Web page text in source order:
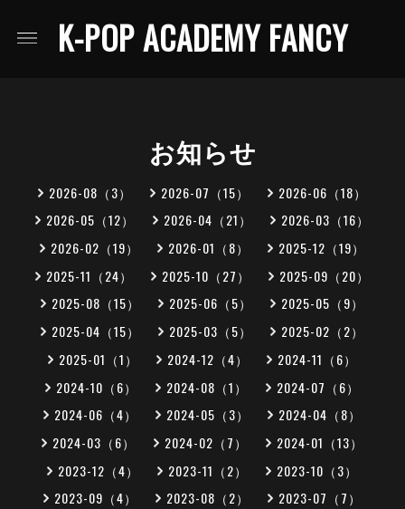
K-POP ACADEMY FANCY
お知らせ
2026-08（3） 2026-07（15）
2026-06（18）
2026-05（12）
2026-04（21）
2026-03（16）
2026-02（19）
2026-01（8）
2025-12（19）
2025-11（24）
2025-10（27）
2025-09（20）
2025-08（15）
2025-06（5）
2025-05（9）
2025-04（15）
2025-03（5）
2025-02（2）
2025-01（1）
2024-12（4）
2024-11（6）
2024-10（6）
2024-08（1）
2024-07（6）
2024-06（4）
2024-05（3）
2024-04（8）
2024-03（6）
2024-02（7）
2024-01（13）
2023-12（4）
2023-11（2）
2023-10（3）
2023-09（4）
2023-08（2）
2023-07（7）